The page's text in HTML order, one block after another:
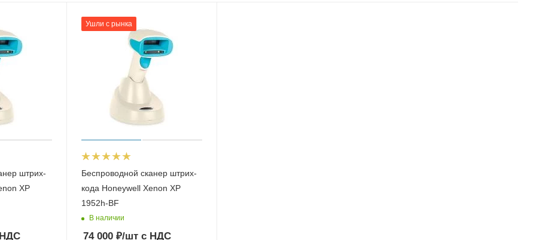
штрих-
XP
Ушли с рынка
Беспроводной сканер штрих-
кода Honeywell Xenon XP
1952h-BF
В наличии
74 000₽/штс НДС